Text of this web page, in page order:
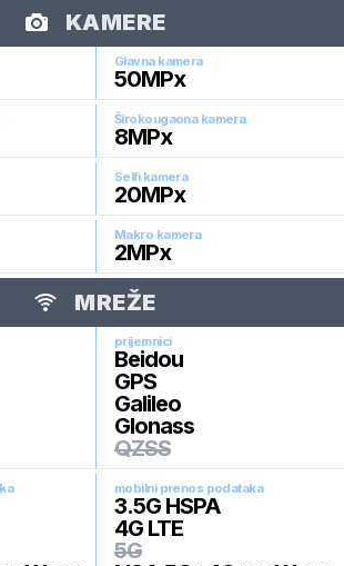
KAMERE
Glavna kamera
50MPx
Širokougaona kamera
8MPx
Selfi kamera
20MPx
Makro kamera
2MPx
MREŽE
prijemnici
Beidou
GPS
Galileo
Glonass
QZSS
mobilni prenos podataka
3.5G HSPA
4G LTE
5G